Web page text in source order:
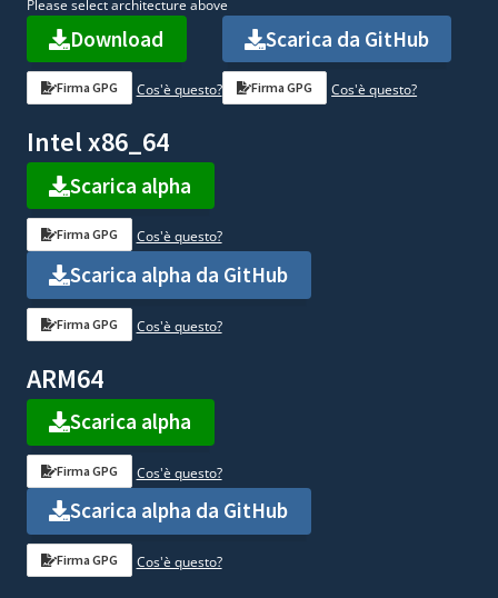
Please select architecture above
Download
Firma GPG Cos'è questo?
Scarica da GitHub
Firma GPG Cos'è questo?
Intel x86_64
Scarica alpha
Firma GPG Cos'è questo?
Scarica alpha da GitHub
Firma GPG Cos'è questo?
ARM64
Scarica alpha
Firma GPG Cos'è questo?
Scarica alpha da GitHub
Firma GPG Cos'è questo?